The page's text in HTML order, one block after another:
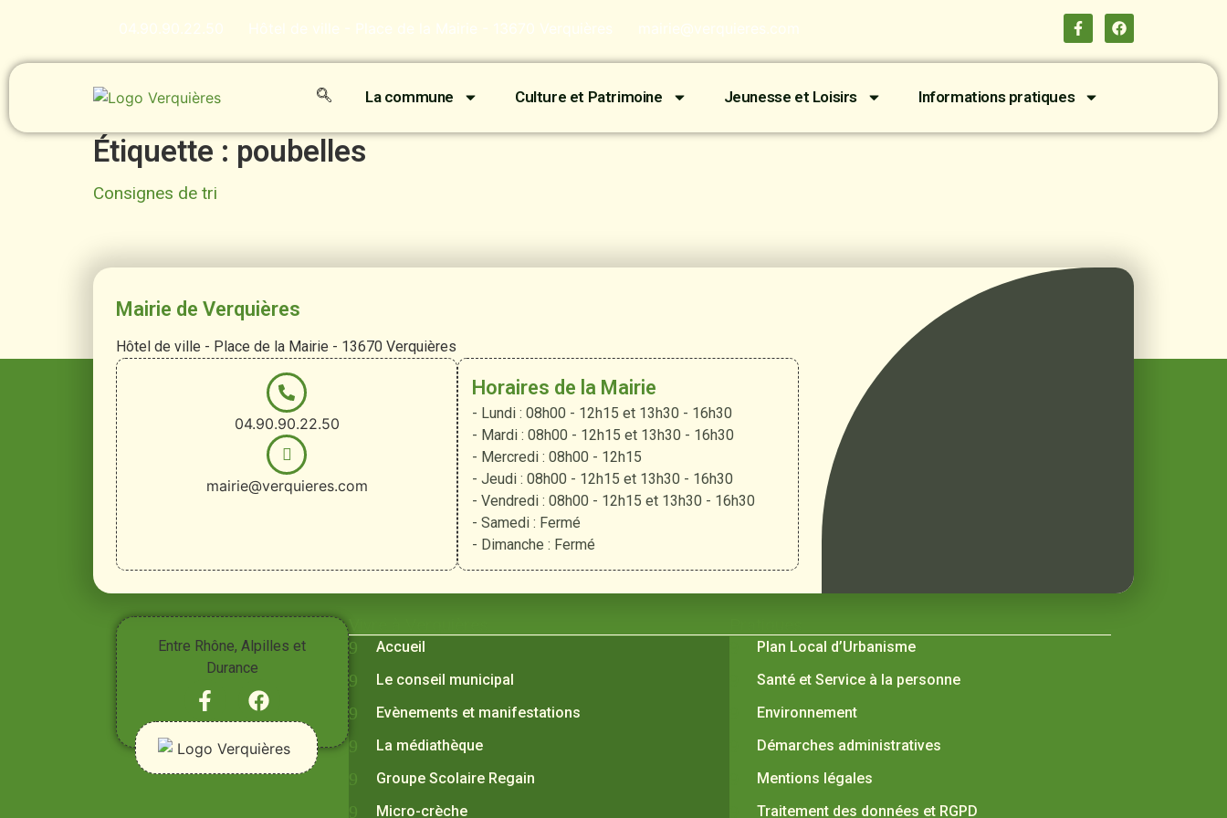
04.90.90.22.50 Hôtel de ville - Place de la Mairie - 13670 Verquières mairie@verquieres.com
La commune Culture et Patrimoine Jeunesse et Loisirs Informations pratiques
Étiquette : poubelles
Consignes de tri
Mairie de Verquières
Hôtel de ville - Place de la Mairie - 13670 Verquières
04.90.90.22.50
mairie@verquieres.com
Horaires de la Mairie
- Lundi : 08h00 - 12h15 et 13h30 - 16h30
- Mardi : 08h00 - 12h15 et 13h30 - 16h30
- Mercredi : 08h00 - 12h15
- Jeudi : 08h00 - 12h15 et 13h30 - 16h30
- Vendredi : 08h00 - 12h15 et 13h30 - 16h30
- Samedi : Fermé
- Dimanche : Fermé
Entre Rhône, Alpilles et
Durance
Vivre à Verquières
Accueil
Le conseil municipal
Evènements et manifestations
La médiathèque
Groupe Scolaire Regain
Micro-crèche
Plan Local d’Urbanisme
Santé et Service à la personne
Environnement
Démarches administratives
Mentions légales
Traitement des données et RGPD